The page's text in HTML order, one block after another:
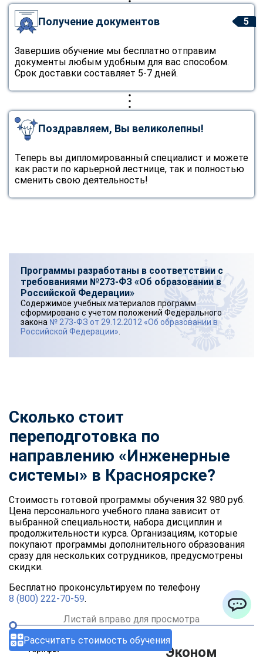
Рассчитать стоимость обучения
5
Получение документов
Завершив обучение мы бесплатно отправим
документы любым удобным для вас способом.
Срок доставки составляет 5-7 дней.
Поздравляем, Вы великолепны!
Теперь вы дипломированный специалист и можете
как расти по карьерной лестнице, так и полностью
сменить свою деятельность!
Программы разработаны в соответствии с
требованиями №273-ФЗ «Об образовании в
Российской Федерации»
Содержимое учебных материалов программ
сформировано с учетом положений Федерального
закона № 273-ФЗ от 29.12.2012 «Об образовании в
Российской Федерации»
Сколько стоит
переподготовка по
направлению «Инженерные
системы» в Красноярске?
Стоимость готовой программы обучения 32 980 руб.
Цена персонального учебного плана зависит от
выбранной специальности, набора дисциплин и
продолжительности курса. Организациям, которые
покупают программы дополнительного образования
сразу для нескольких сотрудников, предусмотрены
скидки.
Бесплатно проконсультируем по телефону
8 (800) 222-70-59.
Листай вправо для просмотра
Эконом
ChatApp
Мессенджеры
Max
ChatApp